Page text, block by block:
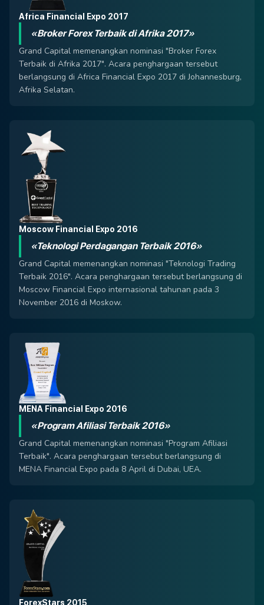
Africa Financial Expo 2017
«Broker Forex Terbaik di Afrika 2017»
Grand Capital memenangkan nominasi "Broker Forex
Terbaik di Afrika 2017". Acara penghargaan tersebut
berlangsung di Africa Financial Expo 2017 di Johannesburg,
Afrika Selatan.
Moscow Financial Expo 2016
«Teknologi Perdagangan Terbaik 2016»
Grand Capital memenangkan nominasi "Teknologi Trading
Terbaik 2016". Acara penghargaan tersebut berlangsung di
Moscow Financial Expo internasional tahunan pada 3
November 2016 di Moskow.
MENA Financial Expo 2016
«Program Afiliasi Terbaik 2016»
Grand Capital memenangkan nominasi "Program Afiliasi
Terbaik". Acara penghargaan tersebut berlangsung di
MENA Financial Expo pada 8 April di Dubai, UEA.
ForexStars 2015